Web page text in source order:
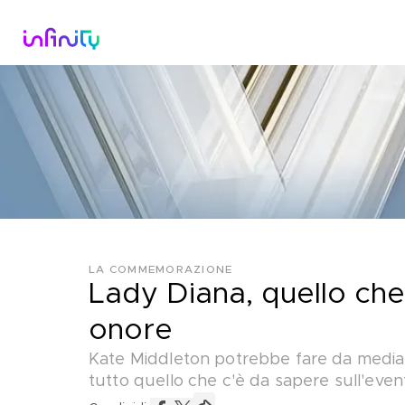
LA COMMEMORAZIONE
Lady Diana, quello
onore
Kate Middleton potrebbe fare da
tutto quello che c'è da sapere